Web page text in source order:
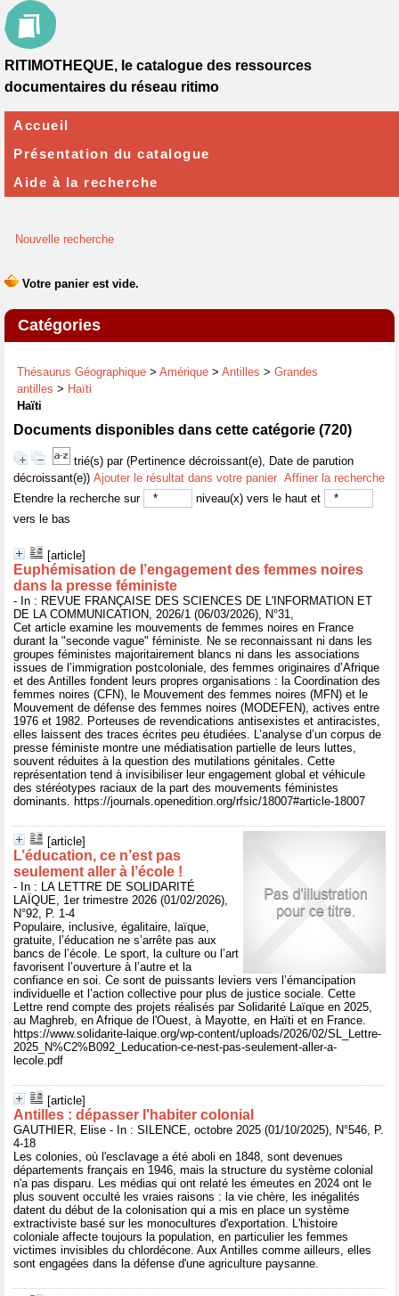
Nouvelle recherche
Catégories
Thésaurus Géographique > Amérique > Antilles > Grandes
antilles > Haïti
Haïti
Documents disponibles dans cette catégorie (720)
trié(s) par (Pertinence décroissant(e), Date de parution
décroissant(e)) Ajouter le résultat dans votre panier Affiner la recherche
Etendre la recherche sur
niveau(x) vers le haut et
vers le bas
[article]
Euphémisation de l’engagement des femmes noires
dans la presse féministe
- In : REVUE FRANÇAISE DES SCIENCES DE L'INFORMATION ET
DE LA COMMUNICATION, 2026/1 (06/03/2026), N°31,
Cet article examine les mouvements de femmes noires en France
durant la "seconde vague" féministe. Ne se reconnaissant ni dans les
groupes féministes majoritairement blancs ni dans les associations
issues de l’immigration postcoloniale, des femmes originaires d’Afrique
et des Antilles fondent leurs propres organisations : la Coordination des
femmes noires (CFN), le Mouvement des femmes noires (MFN) et le
Mouvement de défense des femmes noires (MODEFEN), actives entre
1976 et 1982. Porteuses de revendications antisexistes et antiracistes,
elles laissent des traces écrites peu étudiées. L’analyse d’un corpus de
presse féministe montre une médiatisation partielle de leurs luttes,
souvent réduites à la question des mutilations génitales. Cette
représentation tend à invisibiliser leur engagement global et véhicule
des stéréotypes raciaux de la part des mouvements féministes
dominants. https://journals.openedition.org/rfsic/18007#article-18007
[article]
L’éducation, ce n’est pas
seulement aller à l’école !
- In : LA LETTRE DE SOLIDARITÉ
LAÏQUE, 1er trimestre 2026 (01/02/2026),
N°92, P. 1-4
Populaire, inclusive, égalitaire, laïque,
gratuite, l’éducation ne s’arrête pas aux
bancs de l’école. Le sport, la culture ou l’art
favorisent l’ouverture à l’autre et la
confiance en soi. Ce sont de puissants leviers vers l’émancipation
individuelle et l’action collective pour plus de justice sociale. Cette
Lettre rend compte des projets réalisés par Solidarité Laïque en 2025,
au Maghreb, en Afrique de l'Ouest, à Mayotte, en Haïti et en France.
https://www.solidarite-laique.org/wp-content/uploads/2026/02/SL_Lettre-
2025_N%C2%B092_Leducation-ce-nest-pas-seulement-aller-a-
lecole.pdf
[article]
Antilles : dépasser l'habiter colonial
GAUTHIER, Elise - In : SILENCE, octobre 2025 (01/10/2025), N°546, P.
4-18
Les colonies, où l'esclavage a été aboli en 1848, sont devenues
départements français en 1946, mais la structure du système colonial
n'a pas disparu. Les médias qui ont relaté les émeutes en 2024 ont le
plus souvent occulté les vraies raisons : la vie chère, les inégalités
datent du début de la colonisation qui a mis en place un système
extractiviste basé sur les monocultures d'exportation. L'histoire
coloniale affecte toujours la population, en particulier les femmes
victimes invisibles du chlordécone. Aux Antilles comme ailleurs, elles
sont engagées dans la défense d'une agriculture paysanne.
RITIMOTHEQUE, le catalogue des ressources
documentaires du réseau ritimo
Accueil
Présentation du catalogue
Aide à la recherche